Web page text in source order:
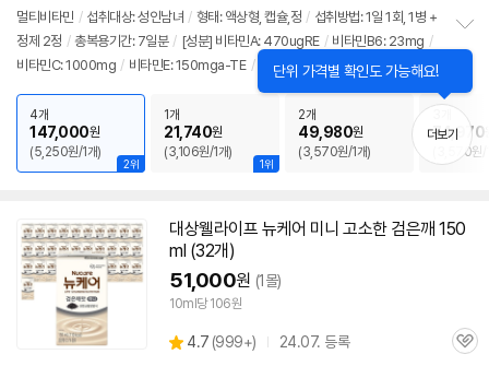
점
리
뷰
멀티비타민 / 섭취대상: 성인남녀 / 형태: 액상형, 캡슐,정 / 섭취방법: 1일 1회, 1병 +
정제 2정 / 총복용기간: 7일분 / [성분] 비타민A: 470ugRE / 비타민B6: 23mg /
비타민C: 1000mg / 비타민E: 150mga-TE / 비타민K: 80ug / 셀렌: 50ug / 나
엽산: 800ug / 요오드: 150ug / 아연: 10m
/ 구리: 0.5mg 망간: 2.0mg 베타카로틴: 6mg
30ug / 몰리브덴: 65ug [효능] 혈액응고 태아발달 / 갑상선기능 지
/ 에너지생산 철분흡수 항산화 / 영양보충 / 면역력 / 콜레스테롤감소
피부
정
펼
기
2위
4개
147,000원
(5,250원/1개)
1위
1개
21,740원
(3,106원/1개)
2개
49,980원
(3,570원/1개)
74,970
(3,570원/
더보기
대상웰라이프 뉴케어 미니 고소한 검은깨 150
ml (32개)
51,000원 (1몰)
10ml당 106원
별
4.7 (상
999+) 24.07. 등록
관